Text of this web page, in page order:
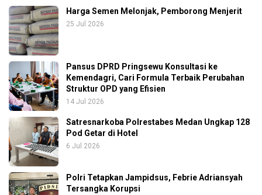
Harga Semen Melonjak, Pemborong Menjerit
25 Jul 2026
Pansus DPRD Pringsewu Konsultasi ke
Kemendagri, Cari Formula Terbaik Perubahan
Struktur OPD yang Efisien
14 Jul 2026
Satresnarkoba Polrestabes Medan Ungkap 128
Pod Getar di Hotel
6 Jul 2026
Polri Tetapkan Jampidsus, Febrie Adriansyah
Tersangka Korupsi